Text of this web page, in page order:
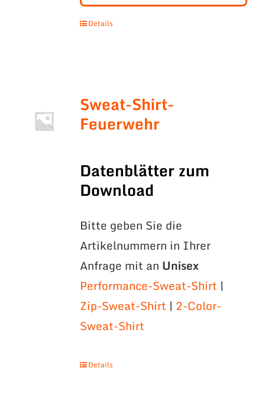
Details
Sweat-Shirt-
Feuerwehr
Datenblätter zum
Download
Bitte geben Sie die
Artikelnummern in Ihrer
Anfrage mit an Unisex
Performance-Sweat-Shirt |
Zip-Sweat-Shirt | 2-Color-
Sweat-Shirt
Details